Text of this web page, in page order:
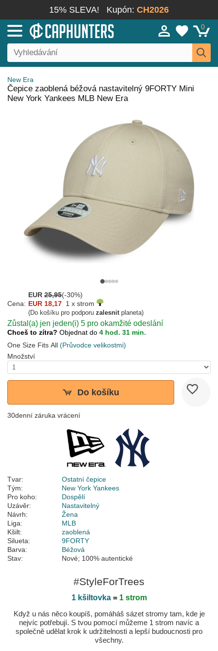
15% SLEVA! Kupón: CH2026
0
New Era
Čepice zaoblená béžová nastavitelný 9FORTY Mini
New York Yankees MLB New Era
EUR 25,95(-30%)
Cena: EUR 18,17 1 x strom
(Do košíku pro podporu zalesnitplaneta)
Zůstal(a) jen jeden(i) 5 pro okamžité odeslání
Chceš to zítra? Objednat do 4 hod. 31 min.
One Size Fits All (Průvodce velikostmi)
Množství
Do košíku
30denní záruka vrácení
Tvar:
Ostatní čepice
Tým:
New York Yankees
Pro koho:
Dospělí
Uzávěr:
Nastavitelný
Návrh:
Žena
Liga:
MLB
Kšilt:
zaoblená
Silueta:
9FORTY
Barva:
Béžová
Stav:
Nové; 100% autentické
#StyleForTrees
1 kšiltovka= 1 strom
Když u nás něco koupíš, pomáháš sázet stromy tam, kde je
nejvíc potřebují. S tvou pomocí můžeme 1 strom navíc a
společně udělat krok k udržitelnosti a lepší budoucnosti pro
všechny.